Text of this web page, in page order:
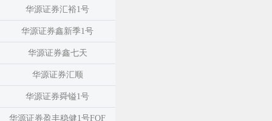
华源证券汇裕1号
华源证券鑫新季1号
华源证券鑫七天
华源证券汇顺
华源证券舜镒1号
华源证券盈丰稳健1号FOF